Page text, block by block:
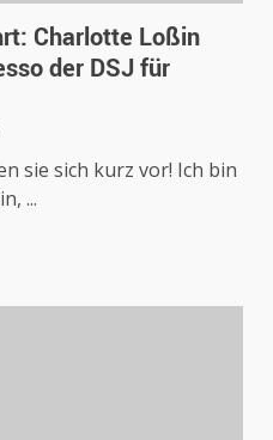
Charlotte Loßin
der DSJ für
sie sich kurz vor! Ich bin
...